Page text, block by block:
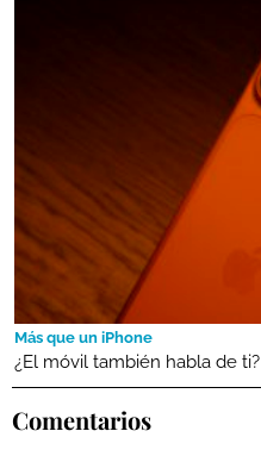
Más que un iPhone
¿El móvil también habla de ti?
Comentarios